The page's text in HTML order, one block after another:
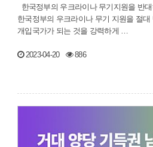
한국정부의 우크라이나 무기 지원을 절
개입국가가 되는 것을 강력하게 …
2023-04-20 886